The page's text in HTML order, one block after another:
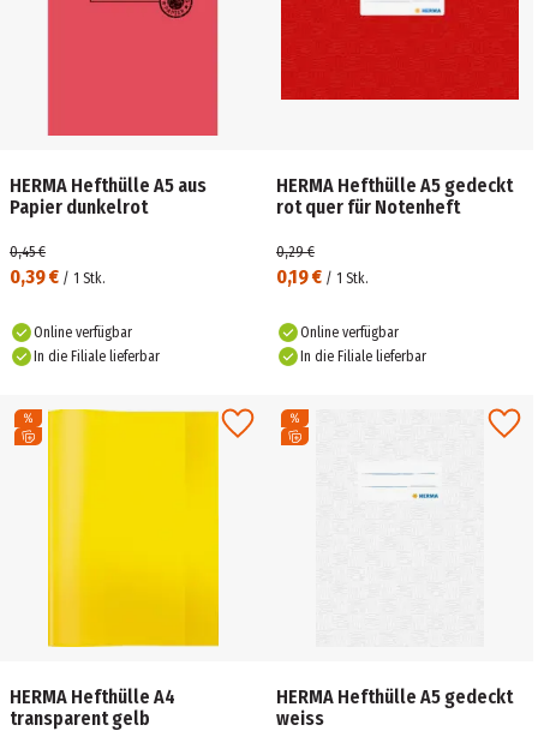
HERMA Hefthülle A5 aus
Papier dunkelrot
0,39 € / 1 Stk.
0,45 €
Online verfügbar
In die Filiale lieferbar
HERMA Hefthülle A5 gedeckt
rot quer für Notenheft
0,19 € / 1 Stk.
0,29 €
Online verfügbar
In die Filiale lieferbar
HERMA Hefthülle A4
transparent gelb
HERMA Hefthülle A5 gedeckt
weiss